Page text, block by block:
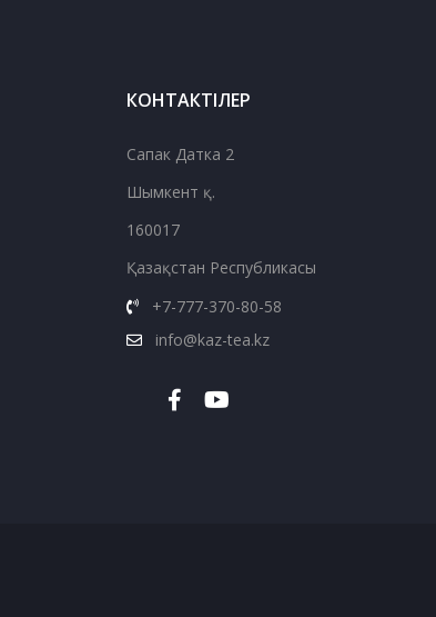
КОНТАКТІЛЕР
Сапак Датка 2
Шымкент қ.
160017
Қазақстан Республикасы
+7-777-370-80-58
info@kaz-tea.kz